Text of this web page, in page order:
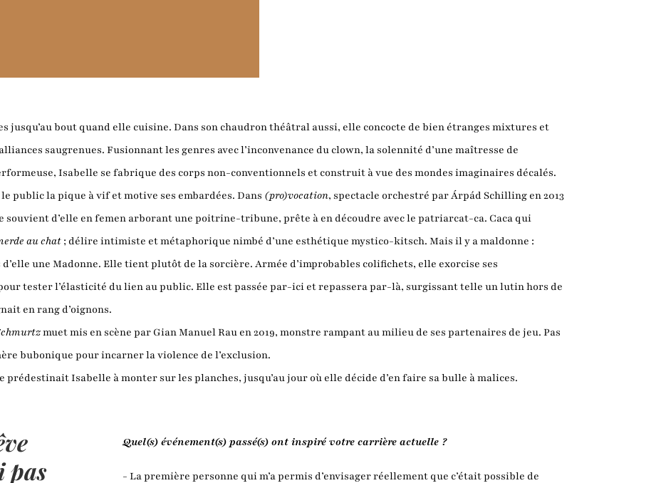
jusqu’au bout quand elle cuisine. Dans son chaudron théâtral aussi, elle concocte de bien étranges mixtures et
saugrenues. Fusionnant les genres avec l’inconvenance du clown, la solennité d’une maîtresse de
Isabelle se fabrique des corps non-conventionnels et construit à vue des mondes imaginaires décalés.
public la pique à vif et motive ses embardées. Dans (pro)vocation, spectacle orchestré par Árpád Schilling en 2013
souvient d’elle en femen arborant une poitrine-tribune, prête à en découdre avec le patriarcat-ca. Caca qui
au chat ; délire intimiste et métaphorique nimbé d’une esthétique mystico-kitsch. Mais il y a maldonne :
une Madonne. Elle tient plutôt de la sorcière. Armée d’improbables colifichets, elle exorcise ses
tester l’élasticité du lien au public. Elle est passée par-ici et repassera par-là, surgissant telle un lutin hors de
en rang d’oignons.
muet mis en scène par Gian Manuel Rau en 2019, monstre rampant au milieu de ses partenaires de jeu. Pas
bubonique pour incarner la violence de l’exclusion.
prédestinait Isabelle à monter sur les planches, jusqu’au jour où elle décide d’en faire sa bulle à malices.
pas
Quel(s) événement(s) passé(s) ont inspiré votre carrière actuelle ?
- La première personne qui m’a permis d’envisager réellement que c’était possible de